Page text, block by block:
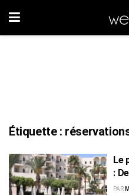
Étiquette :
Le
:
PAR